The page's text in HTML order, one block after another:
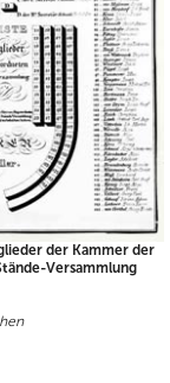
der Kammer der
Versammlung